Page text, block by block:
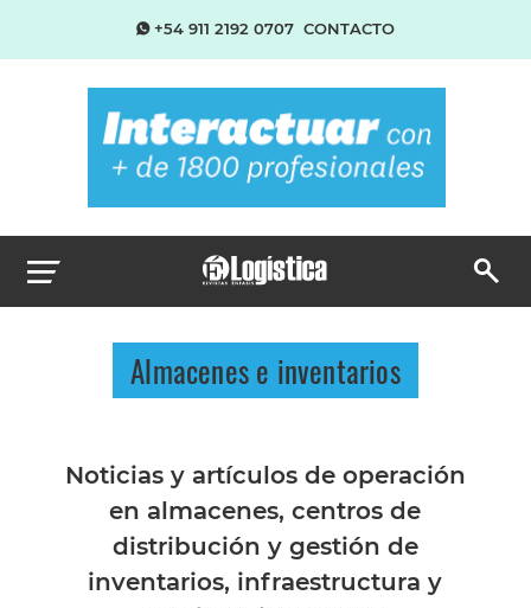
+54 911 2192 0707 CONTACTO
Almacenes e inventarios
Noticias y artículos de operación
en almacenes, centros de
distribución y gestión de
inventarios, infraestructura y